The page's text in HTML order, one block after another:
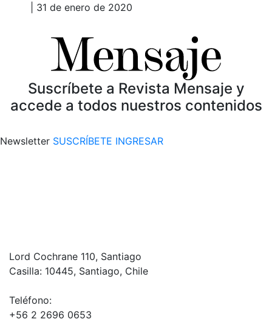
| 31 de enero de 2020
Suscríbete a Revista Mensaje y
accede a todos nuestros contenidos
Newsletter SUSCRÍBETE INGRESAR
Lord Cochrane 110, Santiago
Casilla: 10445, Santiago, Chile
Teléfono:
+56 2 2696 0653